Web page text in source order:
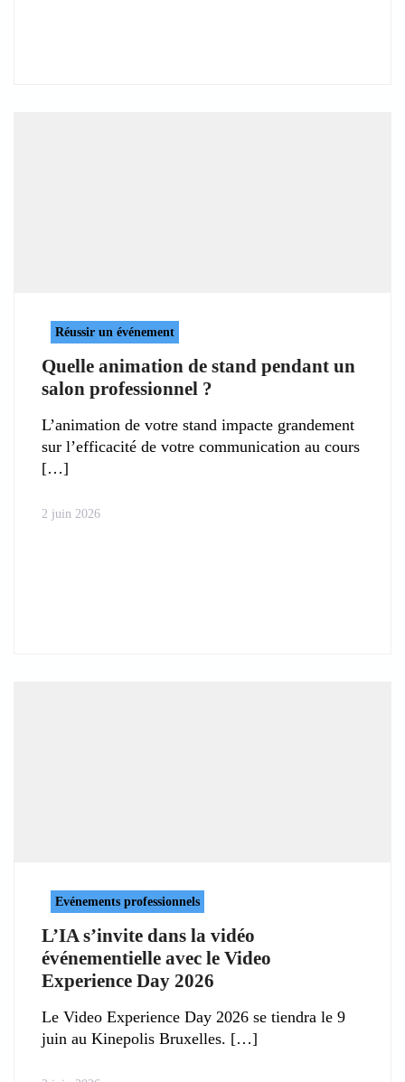
Réussir un événement
Quelle animation de stand pendant un
salon professionnel ?
L’animation de votre stand impacte grandement
sur l’efficacité de votre communication au cours
2 juin 2026
Evénements professionnels
L’IA s’invite dans la vidéo
événementielle avec le Video
Experience Day 2026
Le Video Experience Day 2026 se tiendra le 9
juin au Kinepolis Bruxelles.